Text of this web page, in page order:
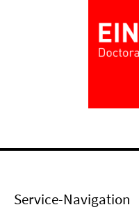
Service-Navigation